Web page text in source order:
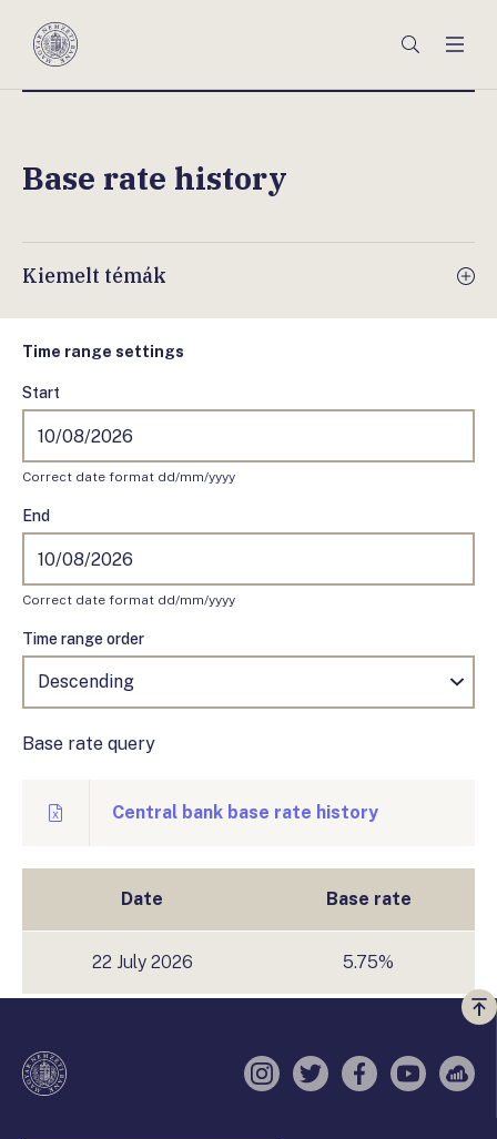
Magyar
Keresés
Base rate history
Kiemelt témák
Time range settings
Start
Correct date format dd/mm/yyyy
End
Correct date format dd/mm/yyyy
Time range order
Base rate query
Central bank base rate history
Date Base rate
22 July 2026 5.75%
a
Instagram
TwitterFacebook
YouTube